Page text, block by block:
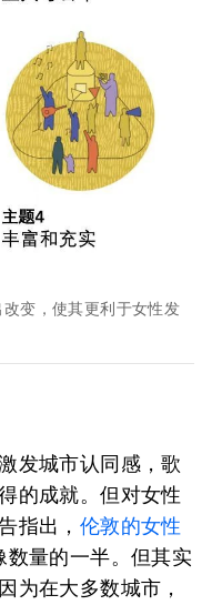
变，使其更利于女性发
发城市认同感，歌
的成就。但对女性
指出， 伦敦的女性
数量的一半。但其实
为在大多数城市，